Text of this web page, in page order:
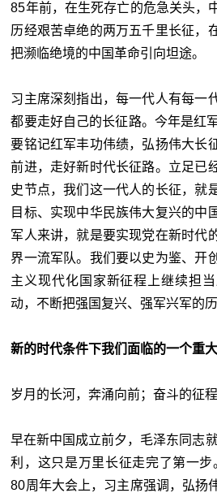
85年前，在生死存亡的危急关头，
历经艰苦卓绝的两万五千里长征，
把濒临绝境的中国革命引向坦途。
习主席深刻指出，每一代人有每一
都要走好自己的长征路。今年是红
要铭记红军丰功伟绩，弘扬伟大长
前进，走好新时代长征路。立足已
史节点，我们这一代人的长征，就
目标、实现中华民族伟大复兴的中
军人来讲，就是要实现党在新时代
界一流军队。我们要以史为鉴、开
主义现代化国家新征程上继续担
动，不断把强国复兴、强军兴军的
新的时代条件下我们面临的一个重
岁月的长河，奔涌向前；奋斗的征
早在新中国成立前夕，毛泽东同志
利，这只是万里长征走完了第一步
80周年大会上，习主席强调，弘扬